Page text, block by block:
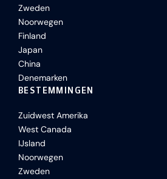
Zweden
Noorwegen
Finland
Japan
China
Denemarken
BESTEMMINGEN
Zuidwest Amerika
West Canada
IJsland
Noorwegen
Zweden